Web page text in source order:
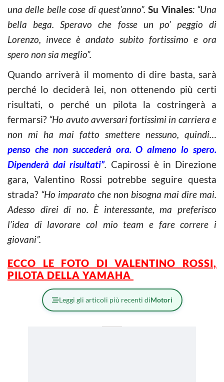
una delle belle cose di quest’anno”.Su Vinales: “Una
bella bega. Speravo che fosse un po’ peggio di
Lorenzo, invece è andato subito fortissimo e ora
spero non sia meglio”.
Quando arriverà il momento di dire basta, sarà
perché lo deciderà lei, non ottenendo più certi
risultati, o perché un pilota la costringerà a
fermarsi? “Ho avuto avversari fortissimi in carriera e
non mi ha mai fatto smettere nessuno, quindi…
penso che non succederà ora. O almeno lo spero.
Dipenderà dai risultati”. Capirossi è in Direzione
gara, Valentino Rossi potrebbe seguire questa
strada? “Ho imparato che non bisogna mai dire mai.
Adesso direi di no. È interessante, ma preferisco
l’idea di lavorare col mio team e fare correre i
giovani”.
ECCO LE FOTO DI VALENTINO ROSSI,
PILOTA DELLA YAMAHA
Leggi gli articoli più recenti diMotori